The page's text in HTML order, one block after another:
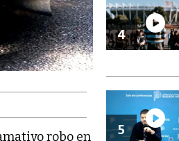
robo en
4
5